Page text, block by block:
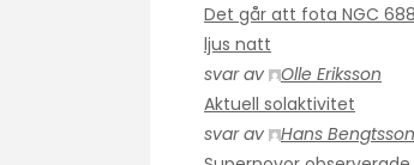
Det går att fota NGC
ljus natt
svar av
Olle Eriksson
Aktuell solaktivitet
svar av
Hans Bengtsson